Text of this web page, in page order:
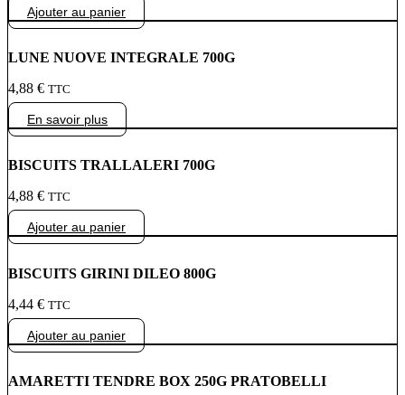
Ajouter au panier
LUNE NUOVE INTEGRALE 700G
4,88 € TTC
En savoir plus
BISCUITS TRALLALERI 700G
4,88 € TTC
Ajouter au panier
BISCUITS GIRINI DILEO 800G
4,44 € TTC
Ajouter au panier
AMARETTI TENDRE BOX 250G PRATOBELLI